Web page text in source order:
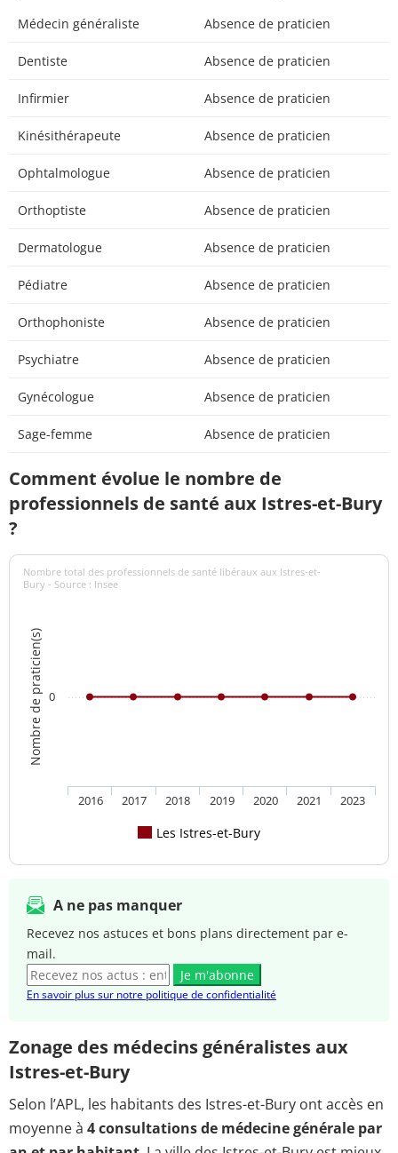
Médecin généraliste Absence de praticien
Dentiste Absence de praticien
Infirmier Absence de praticien
Kinésithérapeute Absence de praticien
Ophtalmologue Absence de praticien
Orthoptiste Absence de praticien
Dermatologue Absence de praticien
Pédiatre Absence de praticien
Orthophoniste Absence de praticien
Psychiatre Absence de praticien
Gynécologue Absence de praticien
Sage-femme Absence de praticien
Comment évolue le nombre de
professionnels de santé aux Istres-et-Bury
?
Nombre de praticien(s)
Nombre total des professionnels de santé libéraux aux Istres-et-
Bury - Source : Insee
Les Istres-et-Bury
2016 2017 2018 2019 2020 2021 2023
0
A ne pas manquer
Recevez nos astuces et bons plans directement par e-
mail.
Je m'abonne
En savoir plus sur notre politique de confidentialité
Zonage des médecins généralistes aux
Istres-et-Bury
Selon l’APL, les habitants des Istres-et-Bury ont accès en
moyenne à 4 consultations de médecine générale par